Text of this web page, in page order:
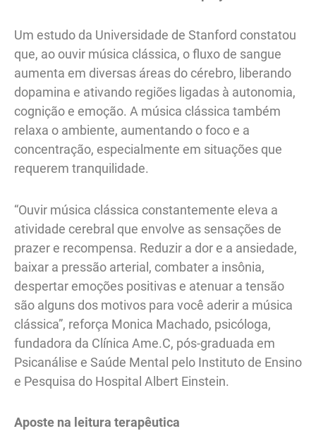
Um estudo da Universidade de Stanford constatou
que, ao ouvir música clássica, o fluxo de sangue
aumenta em diversas áreas do cérebro, liberando
dopamina e ativando regiões ligadas à autonomia,
cognição e emoção. A música clássica também
relaxa o ambiente, aumentando o foco e a
concentração, especialmente em situações que
requerem tranquilidade.
“Ouvir música clássica constantemente eleva a
atividade cerebral que envolve as sensações de
prazer e recompensa. Reduzir a dor e a ansiedade,
baixar a pressão arterial, combater a insônia,
despertar emoções positivas e atenuar a tensão
são alguns dos motivos para você aderir a música
clássica”, reforça Monica Machado, psicóloga,
fundadora da Clínica Ame.C, pós-graduada em
Psicanálise e Saúde Mental pelo Instituto de Ensino
e Pesquisa do Hospital Albert Einstein.
Aposte na leitura terapêutica